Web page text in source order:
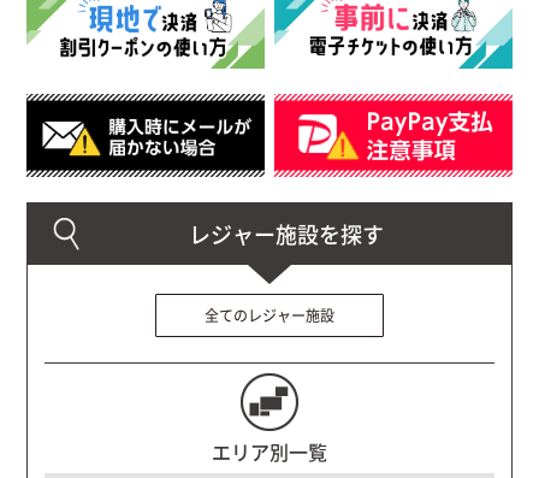
全てのレジャー施設
エリア別一覧